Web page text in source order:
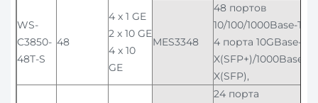
WS-
C3850-
48T-S
48
4 x 1 GE
2 x 10 GE
4 x 10
GE
MES3348
48 портов
10/100/1000Base-T,
4 порта 10GBase-
X(SFP+)/1000Base-
X(SFP),
24 порта